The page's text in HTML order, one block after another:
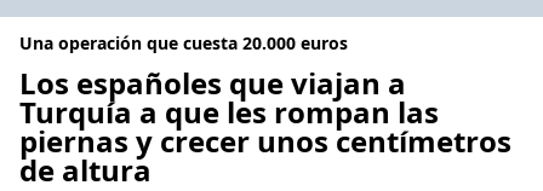
Una operación que cuesta 20.000 euros
Los españoles que viajan a
Turquía a que les rompan las
piernas y crecer unos centímetros
de altura